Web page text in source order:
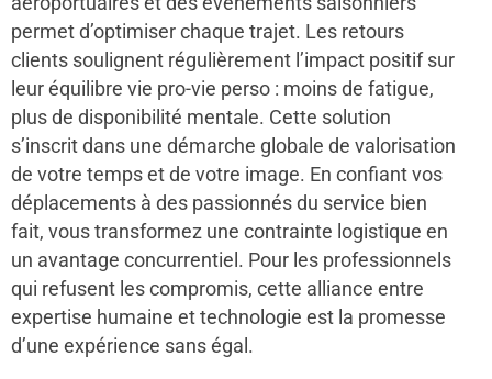
permet d’optimiser chaque trajet. Les retours
clients soulignent régulièrement l’impact positif sur
leur équilibre vie pro-vie perso : moins de fatigue,
plus de disponibilité mentale. Cette solution
s’inscrit dans une démarche globale de valorisation
de votre temps et de votre image. En confiant vos
déplacements à des passionnés du service bien
fait, vous transformez une contrainte logistique en
un avantage concurrentiel. Pour les professionnels
qui refusent les compromis, cette alliance entre
expertise humaine et technologie est la promesse
d’une expérience sans égal.